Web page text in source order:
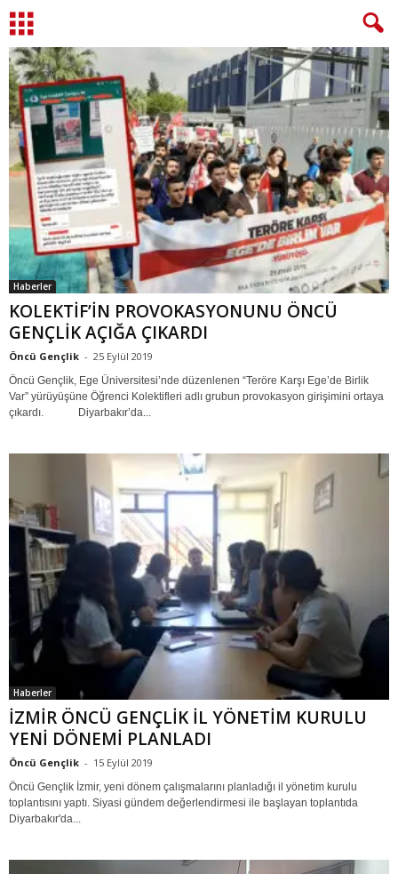
Haberler
KOLEKTİF’İN PROVOKASYONUNU ÖNCÜ
GENÇLİK AÇIĞA ÇIKARDI
Öncü Gençlik - 25 Eylül 2019
Öncü Gençlik, Ege Üniversitesi’nde düzenlenen “Teröre Karşı Ege’de Birlik
Var” yürüyüşüne Öğrenci Kolektifleri adlı grubun provokasyon girişimini ortaya
çıkardı. Diyarbakır’da...
Haberler
İZMİR ÖNCÜ GENÇLİK İL YÖNETİM KURULU
YENİ DÖNEMİ PLANLADI
Öncü Gençlik - 15 Eylül 2019
Öncü Gençlik İzmir, yeni dönem çalışmalarını planladığı il yönetim kurulu
toplantısını yaptı. Siyasi gündem değerlendirmesi ile başlayan toplantıda
Diyarbakır'da...